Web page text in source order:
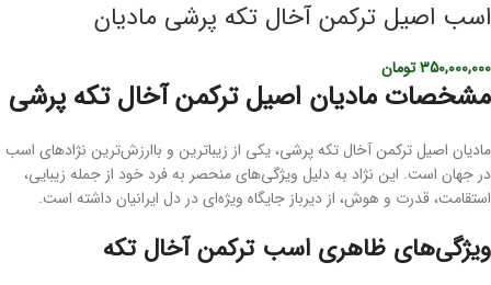
اسب اصیل ترکمن آخال تکه پرشی مادیان
350,000,000تومان
مشخصات مادیان اصیل ترکمن آخال تکه پرشی
مادیان اصیل ترکمن آخال تکه پرشی، یکی از زیباترین و باارزش‌ترین نژادهای اسب
در جهان است. این نژاد به دلیل ویژگی‌های منحصر به فرد خود از جمله زیبایی،
استقامت، قدرت و هوش، از دیرباز جایگاه ویژه‌ای در دل ایرانیان داشته است.
ویژگی‌های ظاهری اسب ترکمن آخال تکه